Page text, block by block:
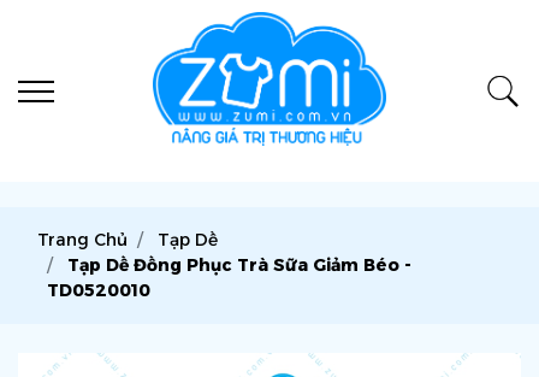
Trang Chủ
Tạp Dề
Tạp Dề Đồng Phục Trà Sữa Giảm Béo -
TD0520010